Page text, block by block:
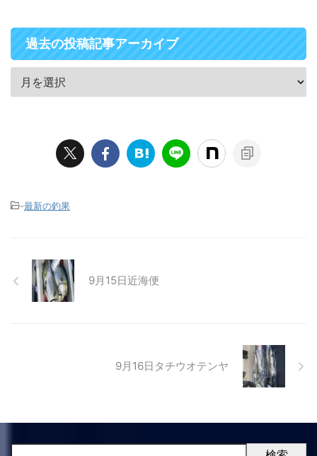
過去の投稿記事アーカイブ
-最新の釣果
9月15日近海便
9月16日タチウオテンヤ